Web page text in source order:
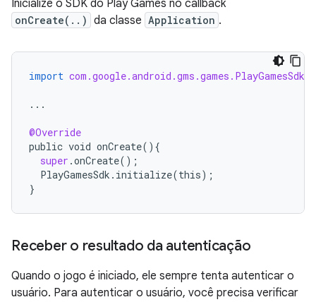
Inicialize o SDK do Play Games no callback
onCreate(..) da classe Application .
import com.google.android.gms.games.PlayGamesSdk
...
@Override
public void onCreate(){
super .onCreate();
PlayGamesSdk . initialize(this);
}
Receber o resultado da autenticação
Quando o jogo é iniciado, ele sempre tenta autenticar o
usuário. Para autenticar o usuário, você precisa verificar